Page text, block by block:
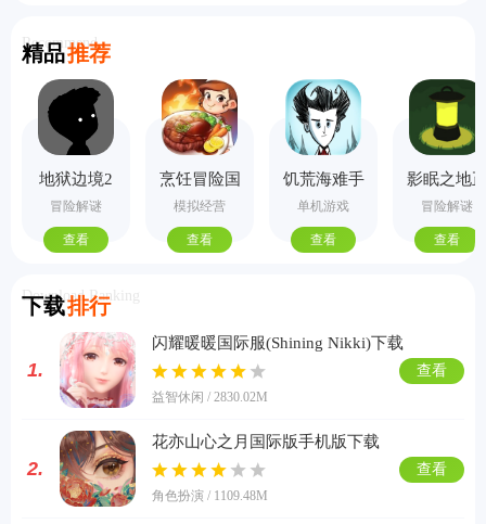
精品推荐
Recommend
地狱边境2
手机版
冒险解谜
查看
烹饪冒险国
际服
模拟经营
查看
饥荒海难手
机版
单机游戏
查看
影眠之地
式版
冒险解谜
查看
下载排行
Download Ranking
1.
闪耀暖暖国际服(Shining Nikki)下载
益智休闲 / 2830.02M
查看
2.
花亦山心之月国际版手机版下载
角色扮演 / 1109.48M
查看